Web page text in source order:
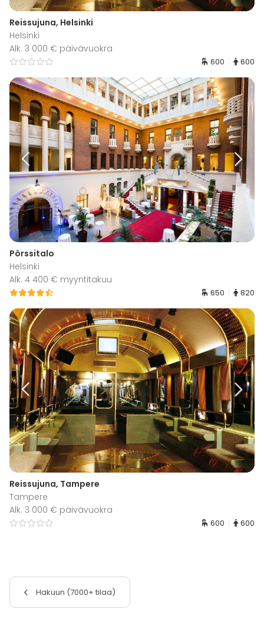
Reissujuna, Helsinki
Helsinki
Alk. 3 000 € päivävuokra
600 600
Pörssitalo
Helsinki
Alk. 4 400 € myyntitakuu
650 820
Reissujuna, Tampere
Tampere
Alk. 3 000 € päivävuokra
600 600
Hakuun (7000+ tilaa)